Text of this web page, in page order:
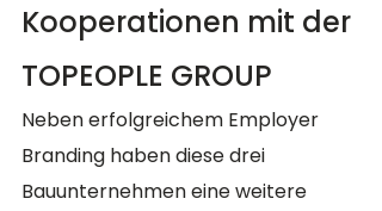
Kooperationen mit der
TOPEOPLE GROUP
Neben erfolgreichem Employer
Branding haben diese drei
Bauunternehmen eine weitere